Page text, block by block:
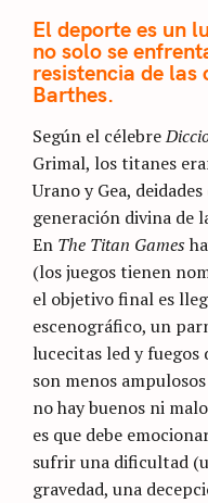
El deporte es un
no solo se
resistencia de las
Barthes.
Según el célebre
Grimal, los titanes
Urano y Gea,
generación divina de
En The Titan Games
(los juegos tienen
el objetivo final es
escenográfico, un
lucecitas led y
son menos
no hay buenos ni
es que debe
sufrir una dificultad
gravedad, una